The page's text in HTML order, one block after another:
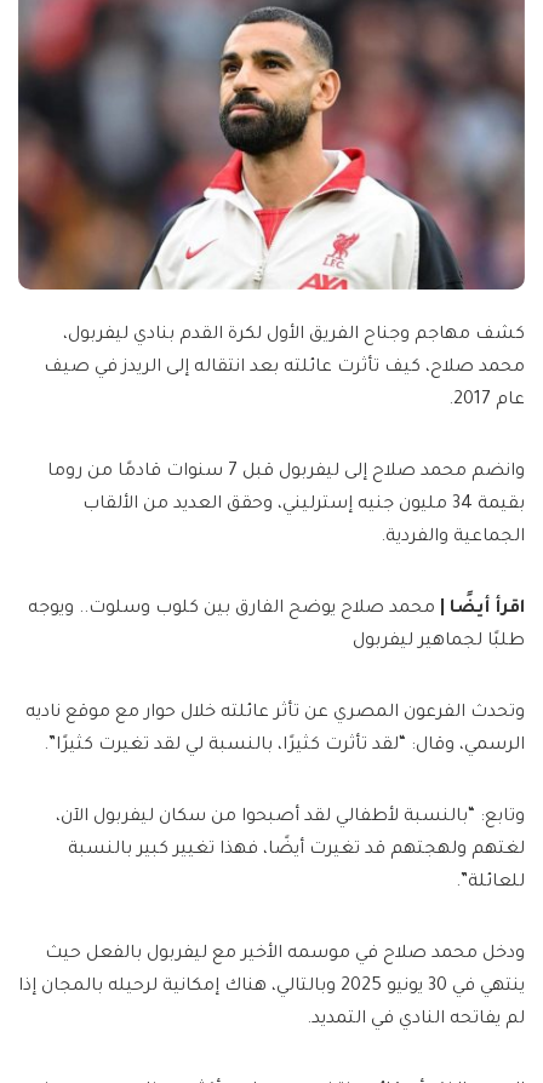
كشف مهاجم وجناح الفريق الأول لكرة القدم بنادي ليفربول،
محمد صلاح، كيف تأثرت عائلته بعد انتقاله إلى الريدز في صيف
عام 2017.
وانضم محمد صلاح إلى ليفربول قبل 7 سنوات قادمًا من روما
بقيمة 34 مليون جنيه إسترليني، وحقق العديد من الألقاب
الجماعية والفردية.
اقرأ أيضًا |
محمد صلاح يوضح الفارق بين كلوب وسلوت.. ويوجه
طلبًا لجماهير ليفربول
وتحدث الفرعون المصري عن تأثر عائلته خلال حوار مع موقع ناديه
الرسمي، وقال: “لقد تأثرت كثيرًا، بالنسبة لي لقد تغيرت كثيرًا”.
وتابع: “بالنسبة لأطفالي لقد أصبحوا من سكان ليفربول الآن،
لغتهم ولهجتهم قد تغيرت أيضًا، فهذا تغيير كبير بالنسبة
للعائلة”.
ودخل محمد صلاح في موسمه الأخير مع ليفربول بالفعل حيث
ينتهي في 30 يونيو 2025 وبالتالي، هناك إمكانية لرحيله بالمجان إذا
لم يفاتحه النادي في التمديد.